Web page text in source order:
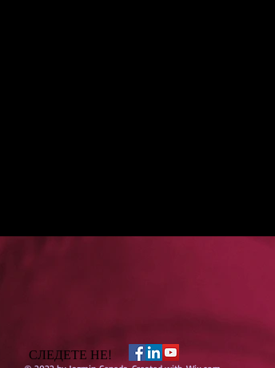
СЛЕДЕТЕ НЕ!